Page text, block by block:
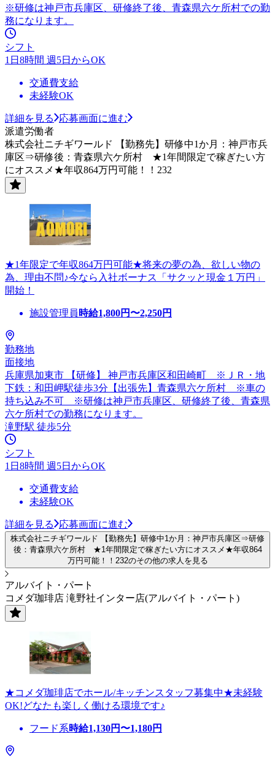
※研修は神戸市兵庫区、研修終了後、青森県六ケ所村での勤
務になります。
シフト
1日8時間 週5日からOK
交通費支給
未経験OK
詳細を見る
応募画面に進む
派遣労働者
株式会社ニチギワールド 【勤務先】研修中1か月：神戸市兵
庫区⇒研修後：青森県六ケ所村 ★1年間限定で稼ぎたい方
にオススメ★年収864万円可能！！232
★1年限定で年収864万円可能★将来の夢の為、欲しい物の
為、理由不問♪今なら入社ボーナス「サクッと現金１万円」
開始！
施設管理員 時給1,800円〜2,250円
勤務地
面接地
兵庫県加東市 【研修】 神戸市兵庫区和田崎町 ※ＪＲ・地
下鉄：和田岬駅徒歩3分【出張先】青森県六ケ所村 ※車の
持ち込み不可 ※研修は神戸市兵庫区、研修終了後、青森県
六ケ所村での勤務になります。
滝野駅 徒歩5分
シフト
1日8時間 週5日からOK
交通費支給
未経験OK
詳細を見る 応募画面に進む
株式会社ニチギワールド 【勤務先】研修中1か月：神戸市兵庫区⇒研修
後：青森県六ケ所村 ★1年間限定で稼ぎたい方にオススメ★年収864
万円可能！！232のその他の求人を見る
アルバイト・パート
コメダ珈琲店 滝野社インター店(アルバイト・パート)
★コメダ珈琲店でホール/キッチンスタッフ募集中★未経験
OK!どなたも楽しく働ける環境です♪
フード系時給1,130円〜1,180円